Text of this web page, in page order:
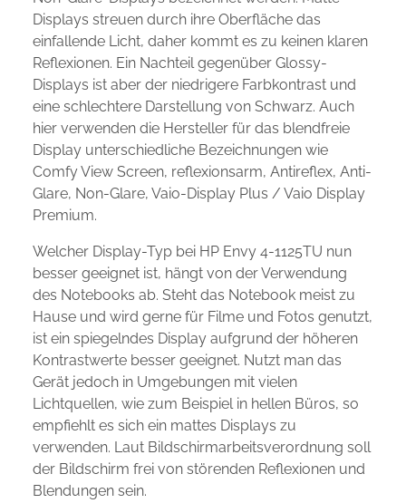
Displays streuen durch ihre Oberfläche das
einfallende Licht, daher kommt es zu keinen klaren
Reflexionen. Ein Nachteil gegenüber Glossy-
Displays ist aber der niedrigere Farbkontrast und
eine schlechtere Darstellung von Schwarz. Auch
hier verwenden die Hersteller für das blendfreie
Display unterschiedliche Bezeichnungen wie
Comfy View Screen, reflexionsarm, Antireflex, Anti-
Glare, Non-Glare, Vaio-Display Plus / Vaio Display
Premium.
Welcher Display-Typ bei HP Envy 4-1125TU nun
besser geeignet ist, hängt von der Verwendung
des Notebooks ab. Steht das Notebook meist zu
Hause und wird gerne für Filme und Fotos genutzt,
ist ein spiegelndes Display aufgrund der höheren
Kontrastwerte besser geeignet. Nutzt man das
Gerät jedoch in Umgebungen mit vielen
Lichtquellen, wie zum Beispiel in hellen Büros, so
empfiehlt es sich ein mattes Displays zu
verwenden. Laut Bildschirmarbeitsverordnung soll
der Bildschirm frei von störenden Reflexionen und
Blendungen sein.